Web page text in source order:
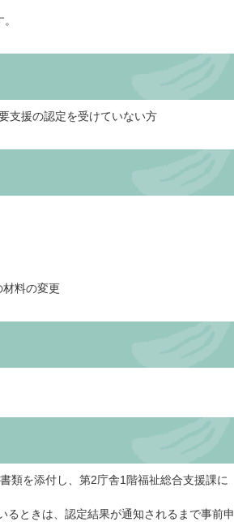
支援の認定を受けていない方
料の変更
類を添付し、第2庁舎1階福祉総合支援課に
るときは、認定結果が通知されるまで事前申